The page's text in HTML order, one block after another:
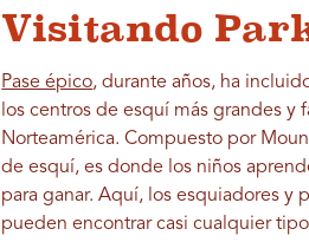
Visitando
Pase épico, durante años, ha
los centros de esquí más grandes y
Norteamérica. Compuesto por
de esquí, es donde los niños
para ganar. Aquí, los esquiadores y
pueden encontrar casi cualquier